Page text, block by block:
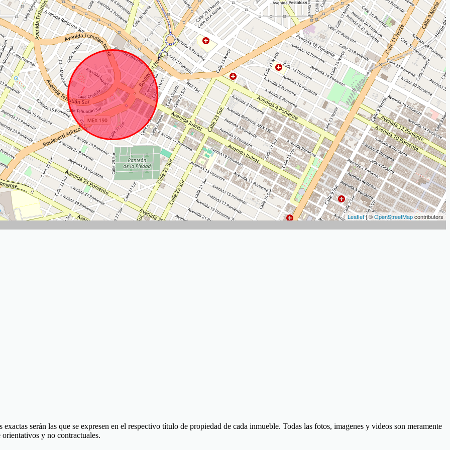
Leaflet| ©OpenStreetMapcontributors
serán las que se expresen en el respectivo título de propiedad de cada inmueble. Todas las fotos, imagenes y videos son meramente
y no contractuales.